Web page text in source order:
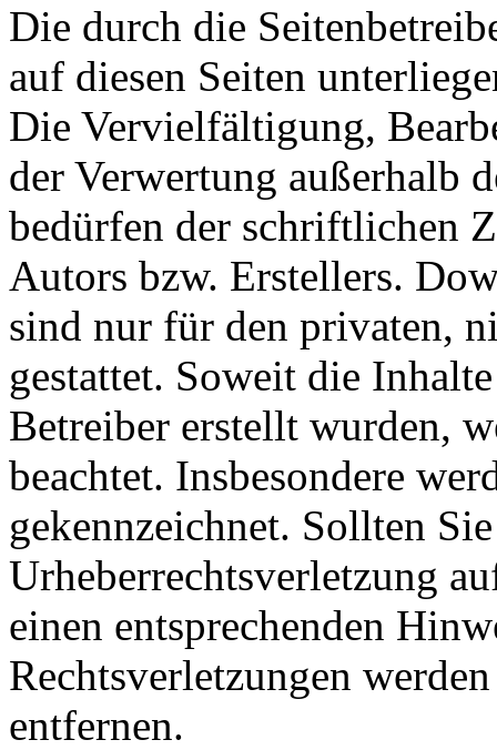
Die durch die
auf diesen Seiten
Die Vervielfältigung,
der Verwertung außerhalb
bedürfen der schriftlichen
Autors bzw. Erstellers.
sind nur für den privaten,
gestattet. Soweit die
Betreiber erstellt wurden,
beachtet. Insbesondere
gekennzeichnet. Sollten
Urheberrechtsverletzung
einen entsprechenden
Rechtsverletzungen
entfernen.